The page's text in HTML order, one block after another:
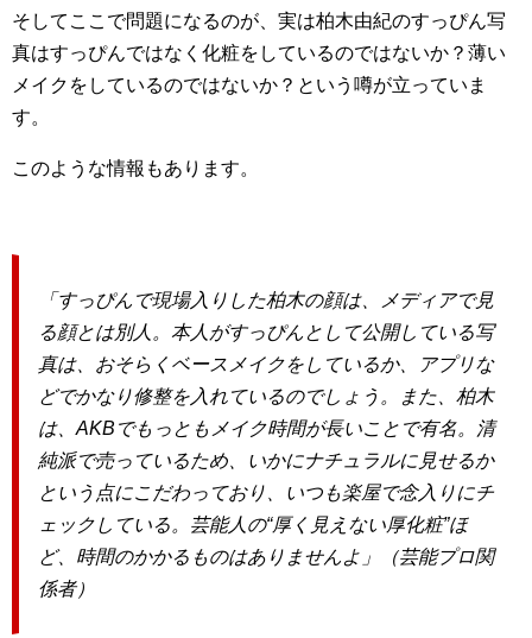
そしてここで問題になるのが、実は柏木由紀のすっぴん写
真はすっぴんではなく化粧をしているのではないか？薄い
メイクをしているのではないか？という噂が立っていま
す。
このような情報もあります。
「すっぴんで現場入りした柏木の顔は、メディアで見
る顔とは別人。本人がすっぴんとして公開している写
真は、おそらくベースメイクをしているか、アプリな
どでかなり修整を入れているのでしょう。また、柏木
は、AKBでもっともメイク時間が長いことで有名。清
純派で売っているため、いかにナチュラルに見せるか
という点にこだわっており、いつも楽屋で念入りにチ
ェックしている。芸能人の“厚く見えない厚化粧”ほ
ど、時間のかかるものはありませんよ」（芸能プロ関
係者）